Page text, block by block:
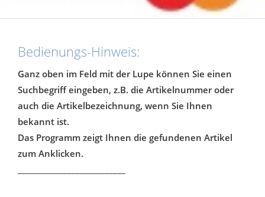
Bedienungs-Hinweis:
Ganz oben im Feld mit der Lupe können Sie einen
Suchbegriff eingeben, z.B. die Artikelnummer oder
auch die Artikelbezeichnung, wenn Sie Ihnen
bekannt ist.
Das Programm zeigt Ihnen die gefundenen Artikel
zum Anklicken.